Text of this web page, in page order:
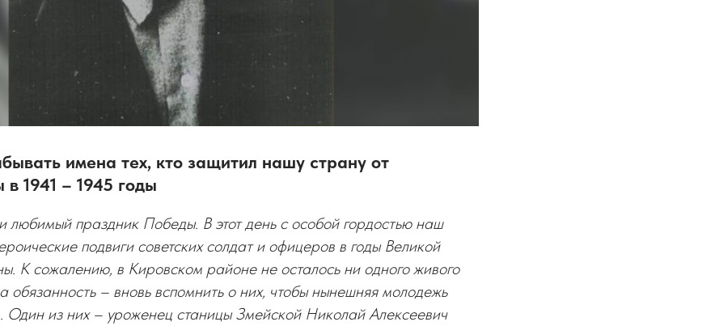
имена тех, кто защитил нашу страну от
1941 – 1945 годы
любимый праздник Победы. В этот день с особой гордостью наш
подвиги советских солдат и офицеров в годы Великой
К сожалению, в Кировском районе не осталось ни одного живого
обязанность – вновь вспомнить о них, чтобы нынешняя молодежь
Один из них – уроженец станицы Змейской Николай Алексеевич